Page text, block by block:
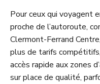
Pour ceux qui voyagent
proche de l’autoroute,
Clermont-Ferrand
plus de tarifs
accès rapide aux zones
sur place de qualité,